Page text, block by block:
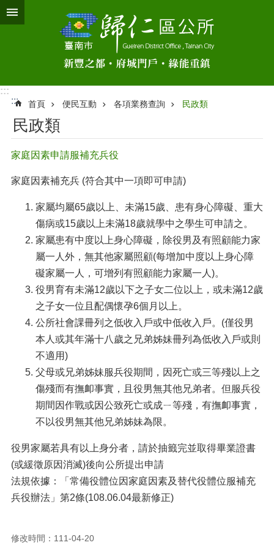
跳到主要內容區塊
:::
:::
首頁 便民互動 各項業務查詢 民政類
民政類
家庭因素申請服補充兵役
家庭因素補充兵 (符合其中一項即可申請)
家屬均屬65歲以上、未滿15歲、患有身心障礙、重大
傷病或15歲以上未滿18歲就學中之學生可申請之。
家屬患有中度以上身心障礙，除役男及有照顧能力家
屬一人外，無其他家屬照顧(每增加中度以上身心障
礙家屬一人，可增列有照顧能力家屬一人)。
役男育有未滿12歲以下之子女二位以上，或未滿12歲
之子女一位且配偶懷孕6個月以上。
公所社會課冊列之低收入戶或中低收入戶。(僅役男
本人或其年滿十八歲之兄弟姊妹冊列為低收入戶或則
不適用)
父母或兄弟姊妹服兵役期間，因死亡或三等殘以上之
傷殘而有撫卹事實，且役男無其他兄弟者。但服兵役
期間因作戰或因公致死亡或成ㄧ等殘，有撫卹事實，
不以役男無其他兄弟姊妹為限。
役男家屬若具有以上身分者，請於抽籤完並取得畢業證書
(或緩徵原因消滅)後向公所提出申請
法規依據：「常備役體位因家庭因素及替代役體位服補充
兵役辦法」第2條(108.06.04最新修正)
修改時間：111-04-20